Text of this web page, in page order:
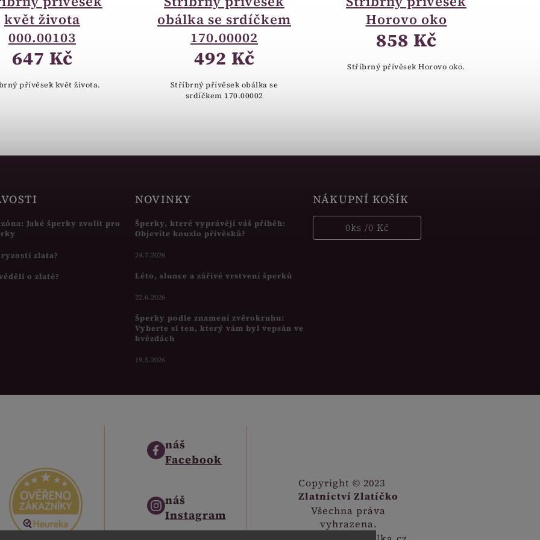
květ života
000.00103
647 Kč
přívěsek květ života.
obálka se srdíčkem
170.00002
492 Kč
Stříbrný přívěsek obálka se
srdíčkem 170.00002
Horovo oko
858 Kč
Stříbrný přívěsek Horovo oko.
Jaké šperky zvolit pro
ryzostí zlata?
o zlatě?
NOVINKY
Šperky, které vyprávějí váš příběh:
Objevíte kouzlo přívěsků?
24.7.2026
Léto, slunce a zářivé vrstvení šperků
22.6.2026
Šperky podle znamení zvěrokruhu:
Vyberte si ten, který vám byl vepsán ve
hvězdách
19.5.2026
NÁKUPNÍ KOŠÍK
0ks /0 Kč
náš
Facebook
náš
Instagram
Copyright © 2023
Zlatnictví Zlatíčko
Všechna práva
vyhrazena.